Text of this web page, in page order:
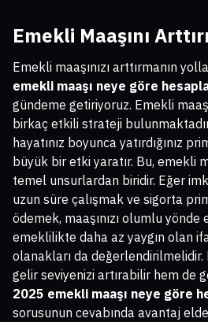
Emekli Maaşını
Emekli maaşınızı arttırmanın
emekli maaşı neye göre
gündeme getiriyoruz. Emekli
birkaç etkili strateji
hayatınız boyunca yatırdığınız
büyük bir etki yaratır. Bu, emekli
temel unsurlardan biridir. Eğer
uzun süre çalışmak ve sigorta
ödemek, maaşınızı olumlu yönde
emeklilikte daha az yaygın olan
olanakları da
gelir seviyenizi artırabilir hem de
2025 emekli maaşı neye göre
sorusunun cevabında avantaj